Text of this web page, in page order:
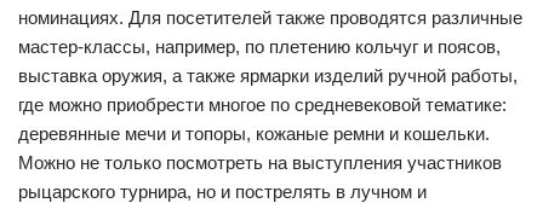
номинациях. Для посетителей также проводятся различные
мастер-классы, например, по плетению кольчуг и поясов,
выставка оружия, а также ярмарки изделий ручной работы,
где можно приобрести многое по средневековой тематике:
деревянные мечи и топоры, кожаные ремни и кошельки.
Можно не только посмотреть на выступления участников
рыцарского турнира, но и пострелять в лучном и